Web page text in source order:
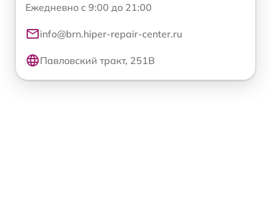
Ежедневно с 9:00 до 21:00
info@brn.hiper-repair-center.ru
Павловский тракт, 251В